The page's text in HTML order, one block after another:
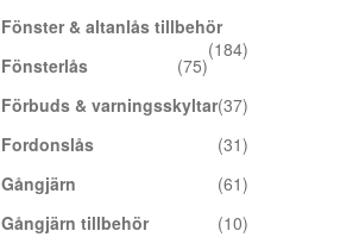
Fönster & altanlås tillbehör
(184)
Fönsterlås
(75)
Förbuds & varningsskyltar(37)
Fordonslås
(31)
Gångjärn
(61)
Gångjärn tillbehör
(10)